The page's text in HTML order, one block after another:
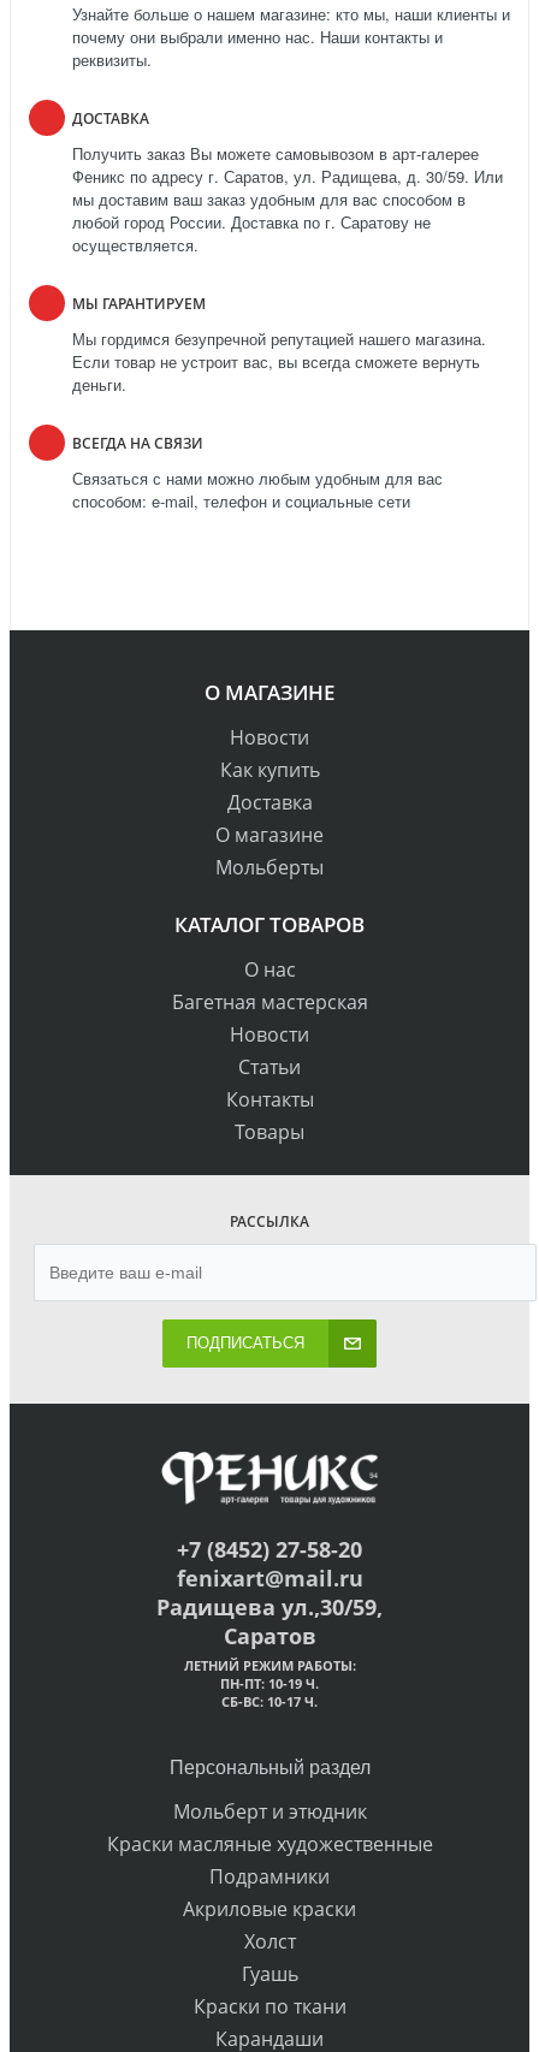
Узнайте больше о нашем магазине: кто мы, наши клиенты и
почему они выбрали именно нас. Наши контакты и
реквизиты.
ДОСТАВКА
Получить заказ Вы можете самовывозом в арт-галерее
Феникс по адресу г. Саратов, ул. Радищева, д. 30/59. Или
мы доставим ваш заказ удобным для вас способом в
любой город России. Доставка по г. Саратову не
осуществляется.
МЫ ГАРАНТИРУЕМ
Мы гордимся безупречной репутацией нашего магазина.
Если товар не устроит вас, вы всегда сможете вернуть
деньги.
ВСЕГДА НА СВЯЗИ
Связаться с нами можно любым удобным для вас
способом: e-mail, телефон и социальные сети
О МАГАЗИНЕ
Новости
Как купить
Доставка
О магазине
Мольберты
КАТАЛОГ ТОВАРОВ
О нас
Багетная мастерская
Новости
Статьи
Контакты
Товары
РАССЫЛКА
ПОДПИСАТЬСЯ
+7 (8452) 27-58-20
fenixart@mail.ru
Радищева ул.,30/59,
Саратов
ЛЕТНИЙ РЕЖИМ РАБОТЫ:
ПН-ПТ: 10-19 Ч.
СБ-ВС: 10-17 Ч.
Персональный раздел
Мольберт и этюдник
Краски масляные художественные
Подрамники
Акриловые краски
Холст
Гуашь
Краски по ткани
Карандаши